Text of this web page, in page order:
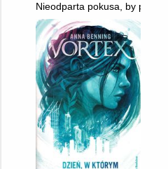
Nieodparta pokusa, by